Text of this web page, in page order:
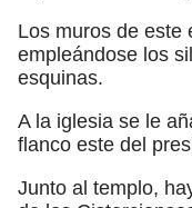
Los muros de este
empleándose los
esquinas.
A la iglesia se le
flanco este del
Junto al templo,